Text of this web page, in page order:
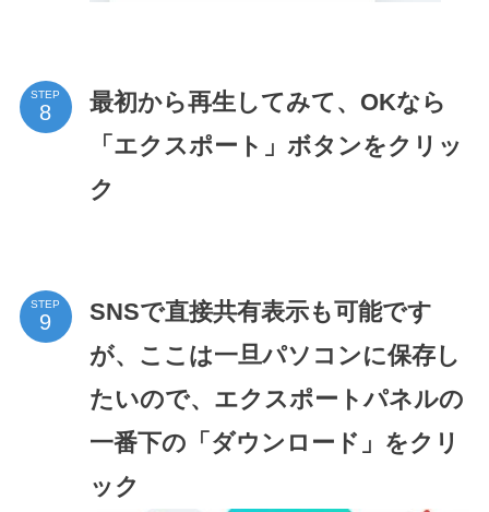
STEP
最初から再生してみて、OKなら
「エクスポート」ボタンをクリッ
ク
STEP
SNSで直接共有表示も可能です
が、ここは一旦パソコンに保存し
たいので、エクスポートパネルの
一番下の「ダウンロード」をクリ
ック